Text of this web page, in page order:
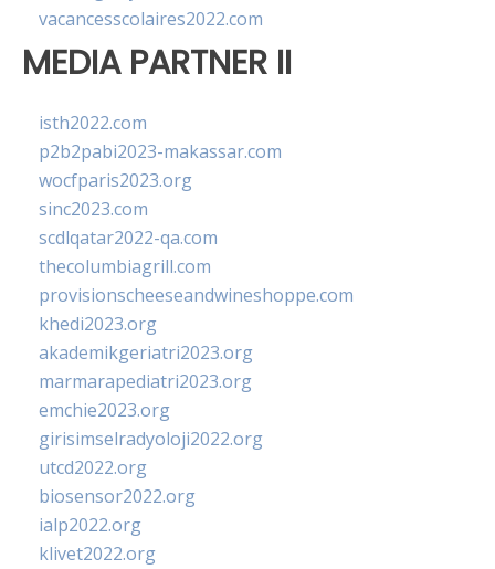
vacancesscolaires2022.com
MEDIA PARTNER II
isth2022.com
p2b2pabi2023-makassar.com
wocfparis2023.org
sinc2023.com
scdlqatar2022-qa.com
thecolumbiagrill.com
provisionscheeseandwineshoppe.com
khedi2023.org
akademikgeriatri2023.org
marmarapediatri2023.org
emchie2023.org
girisimselradyoloji2022.org
utcd2022.org
biosensor2022.org
ialp2022.org
klivet2022.org